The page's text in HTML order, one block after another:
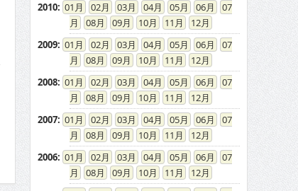
2010: 01 02 03 04 05 06
07
08
09 10 11
12
2009: 01 02 03 04 05 06
07
08
09 10 11
12
2008: 01 02 03 04 05 06
07
08
09 10 11
12
2007: 01 02 03 04 05 06
07
08
09 10 11
12
2006: 01 02 03 04 05 06
07
08
09 10 11
12